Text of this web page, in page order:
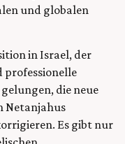
und globalen
in Israel, der
professionelle
die neue
Netanjahus
Es gibt nur